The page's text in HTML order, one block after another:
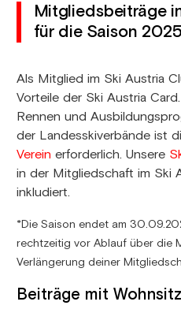
Mitgliedsbeiträge
für die Saison
Als Mitglied im Ski Austria
Vorteile der Ski Austria
Rennen und
der Landesskiverbände ist
Vereinerforderlich. Unsere
in der Mitgliedschaft im Ski
inkludiert.
*Die Saison endet am
rechtzeitig vor Ablauf über die
Verlängerung deiner
Beiträge mit